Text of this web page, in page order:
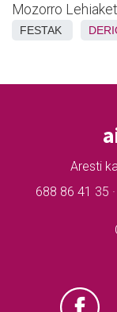
Mozorro
FESTAK
Aresti
688 86 41 35